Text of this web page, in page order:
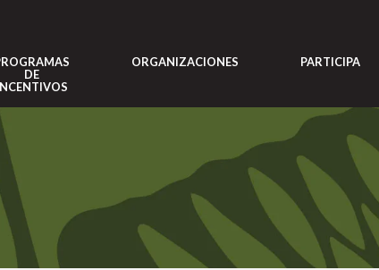
DE
ORGANIZACIONES PARTICIPA